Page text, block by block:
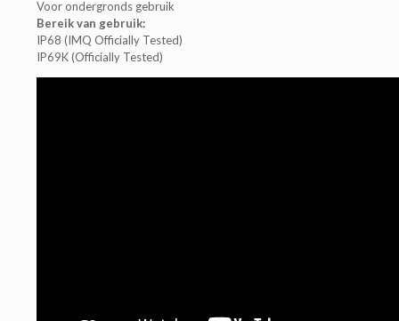
Voor ondergronds gebruik
Bereik van gebruik:
IP68 (IMQ Officially Tested)
IP69K (Officially Tested)